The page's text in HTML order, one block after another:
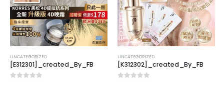
UNCATEGORIZED
[E312301]_created_By_FB
UNCATEGORIZED
[K312302]_created_By_FB